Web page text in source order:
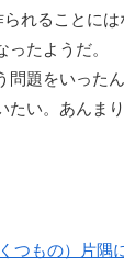
れることに
たようだ。
題をいった
い。あんま
つもの）片隅